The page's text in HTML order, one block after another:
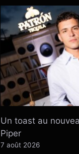
Un toast au
Piper
7 août 2026